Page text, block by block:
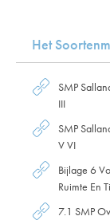
Het
SMP
III
SMP
V VI
Bijlage 6
Ruimte En
7.1 SMP